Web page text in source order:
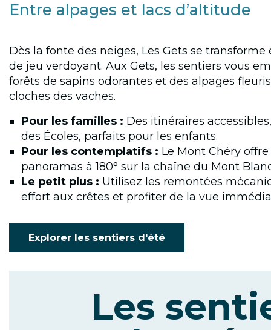
Entre alpages et lacs d’altitude
Dès la fonte des neiges, Les Gets se
de jeu verdoyant. Aux Gets, les sentiers vous
forêts de sapins odorantes et des alpages
cloches des vaches.
Pour les familles : Des itinéraires
des Écoles, parfaits pour les enfants.
Pour les contemplatifs : Le Mont Chéry
panoramas à 180° sur la chaîne du Mont
Le petit plus : Utilisez les remontées
effort aux crêtes et profiter de la vue
Explorer les sentiers d'été
Les